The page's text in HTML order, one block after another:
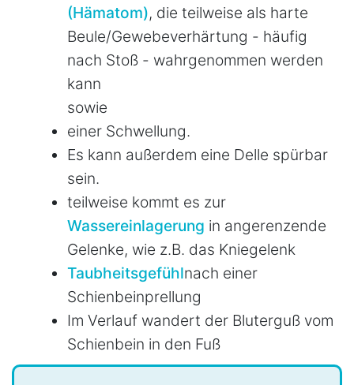
(Hämatom), die teilweise als harte
Beule/Gewebeverhärtung - häufig
nach Stoß - wahrgenommen werden
kann
sowie
einer Schwellung.
Es kann außerdem eine Delle spürbar
sein.
teilweise kommt es zur
Wassereinlagerung in angerenzende
Gelenke, wie z.B. das Kniegelenk
Taubheitsgefühlnach einer
Schienbeinprellung
Im Verlauf wandert der Bluterguß vom
Schienbein in den Fuß